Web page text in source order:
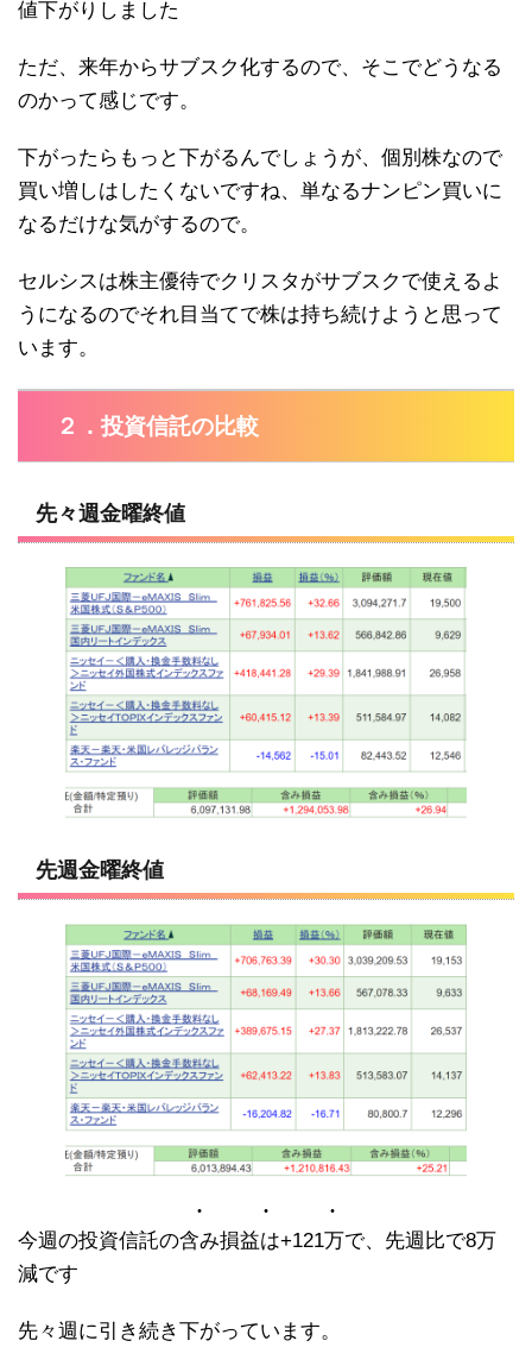
値下がりしました
ただ、来年からサブスク化するので、そこでどうなる
のかって感じです。
下がったらもっと下がるんでしょうが、個別株なので
買い増しはしたくないですね、単なるナンピン買いに
なるだけな気がするので。
セルシスは株主優待でクリスタがサブスクで使えるよ
うになるのでそれ目当てで株は持ち続けようと思って
います。
２．投資信託の比較
先々週金曜終値
先週金曜終値
今週の投資信託の含み損益は+121万で、先週比で8万
減です
先々週に引き続き下がっています。